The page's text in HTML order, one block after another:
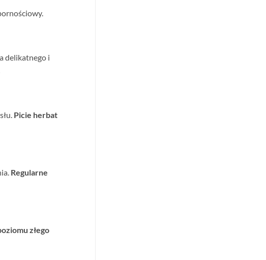
delikatnego i
Picie herbat
Regularne
złego